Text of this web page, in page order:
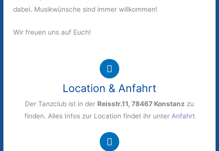
dabei. Musikwünsche sind immer willkommen!
Wir freuen uns auf Euch!
Location & Anfahrt
Der Tanzclub ist in der Reisstr.11, 78467 Konstanz zu
finden. Alles Infos zur Location findet ihr unter Anfahrt